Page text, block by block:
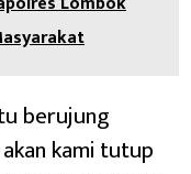
berujung
kami tutup